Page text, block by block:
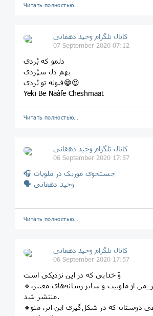
Читать полностью…
کانال تلگرام وحید دهقانی
07 September 2020 07:12
دلمو که بُردی
بهم دل سپُردی
قبوله تو بُردی😁😍
Yeki Be Naàfe Cheshmaat
Читать полностью…
کانال تلگرام وحید دهقانی
06 September 2020 17:57
🎧 جستجوی موزیک در ملوبات
🗣 وحید دهقانی
Читать полностью…
کانال تلگرام وحید دهقانی
06 September 2020 17:57
وَ خدایی که در این نزدیکی است
🔹️آهنگ #نگار_من از ملوبیت و سایر رسانه‌های معتبر،
منتشر شد.
🔸️تشکر از همراهی دوستان که در شکل‌گیری این اثر، منو